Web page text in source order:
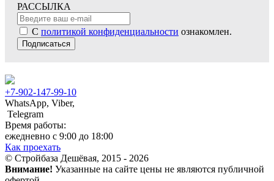
РАССЫЛКА
С политикой конфиденциальности ознакомлен.
Подписаться
+7-902-147-99-10
WhatsApp, Viber,
Telegram
Время работы:
ежедневно с 9:00 до 18:00
Как проехать
© Стройбаза Дешёвая, 2015 - 2026
Внимание! Указанные на сайте цены не являются публичной